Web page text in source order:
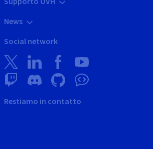
News
Social network
Restiamo in contatto